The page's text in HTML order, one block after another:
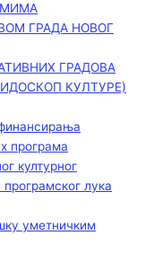
ГРАДА НОВОГ
ГРАДОВА
КУЛТУРЕ)
програма
културног
лука
уметничким